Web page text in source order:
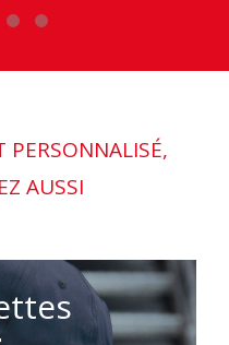
PERSONNALISÉ,
AUSSI